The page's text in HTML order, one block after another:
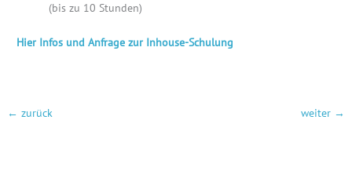
(bis zu 10 Stunden)
Hier Infos und Anfrage zur Inhouse-Schulung
← zurück weiter →